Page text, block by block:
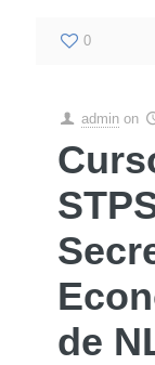
0
admin on
de